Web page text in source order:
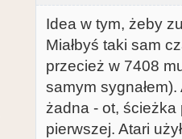
Idea w tym, żeby
Miałbyś taki sam
przecież w 7408
samym
żadna - ot,
pierwszej. Atari